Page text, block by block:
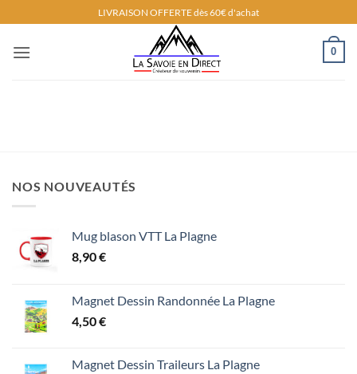
au
contenu
LIVRAISON OFFERTE dès 60€ d'achat
0
NOS NOUVEAUTÉS
Mug blason VTT La Plagne
8,90€
Magnet Dessin Randonnée La Plagne
4,50€
Magnet Dessin Traileurs La Plagne